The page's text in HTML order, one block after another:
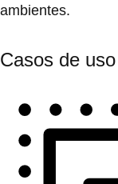
ambientes.
Casos de uso